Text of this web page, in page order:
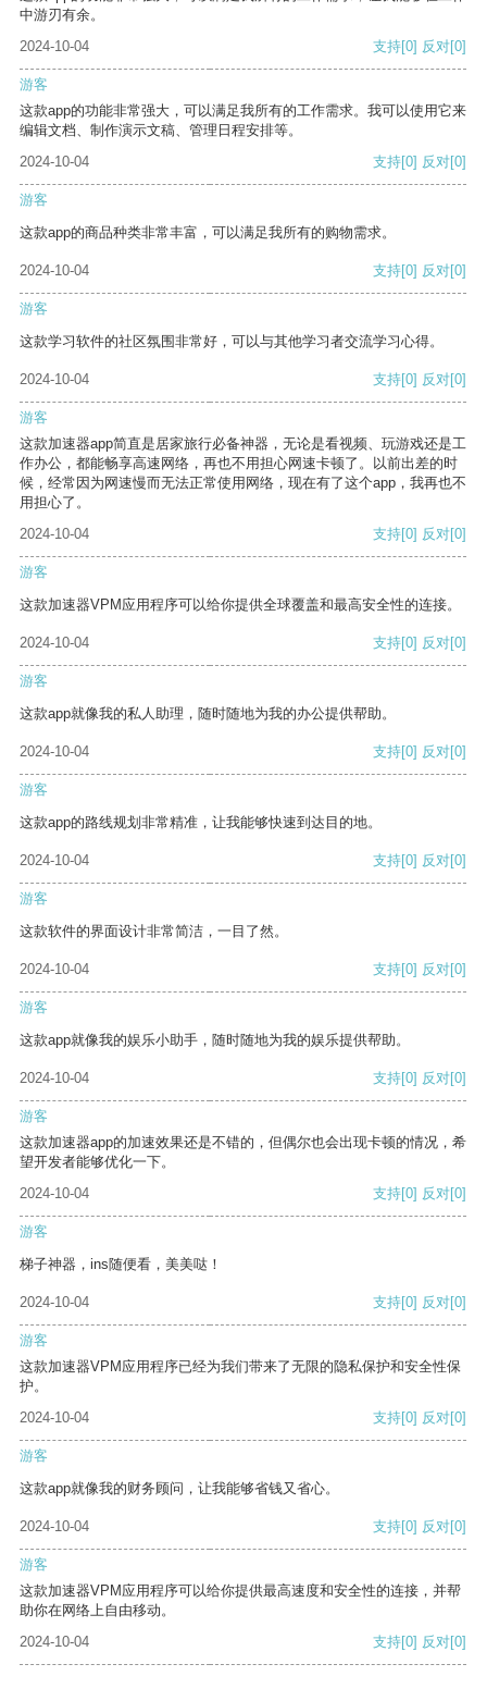
中游刃有余。
2024-10-04
支持[0] 反对[0]
游客
这款app的功能非常强大，可以满足我所有的工作需求。我可以使用它来
编辑文档、制作演示文稿、管理日程安排等。
2024-10-04
支持[0] 反对[0]
游客
这款app的商品种类非常丰富，可以满足我所有的购物需求。
2024-10-04 支持[0] 反对[0]
游客
这款学习软件的社区氛围非常好，可以与其他学习者交流学习心得。
2024-10-04 支持[0] 反对[0]
游客
这款加速器app简直是居家旅行必备神器，无论是看视频、玩游戏还是工
作办公，都能畅享高速网络，再也不用担心网速卡顿了。以前出差的时
候，经常因为网速慢而无法正常使用网络，现在有了这个app，我再也不
用担心了。
2024-10-04
支持[0] 反对[0]
游客
这款加速器VPM应用程序可以给你提供全球覆盖和最高安全性的连接。
2024-10-04 支持[0] 反对[0]
游客
这款app就像我的私人助理，随时随地为我的办公提供帮助。
2024-10-04 支持[0] 反对[0]
游客
这款app的路线规划非常精准，让我能够快速到达目的地。
2024-10-04 支持[0] 反对[0]
游客
这款软件的界面设计非常简洁，一目了然。
2024-10-04 支持[0] 反对[0]
游客
这款app就像我的娱乐小助手，随时随地为我的娱乐提供帮助。
2024-10-04 支持[0] 反对[0]
游客
这款加速器app的加速效果还是不错的，但偶尔也会出现卡顿的情况，希
望开发者能够优化一下。
2024-10-04
支持[0] 反对[0]
游客
梯子神器，ins随便看，美美哒！
2024-10-04 支持[0] 反对[0]
游客
这款加速器VPM应用程序已经为我们带来了无限的隐私保护和安全性保
护。
2024-10-04
支持[0] 反对[0]
游客
这款app就像我的财务顾问，让我能够省钱又省心。
2024-10-04 支持[0] 反对[0]
游客
这款加速器VPM应用程序可以给你提供最高速度和安全性的连接，并帮
助你在网络上自由移动。
2024-10-04
支持[0] 反对[0]